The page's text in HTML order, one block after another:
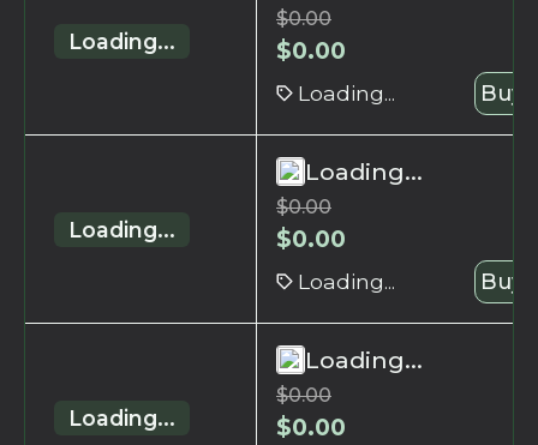
Loading...
$0.00
$0.00
Loading... Buy
Loading...
Loading...
$0.00
$0.00
Loading... Buy
Loading...
Loading...
$0.00
$0.00